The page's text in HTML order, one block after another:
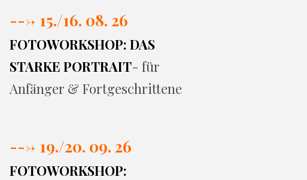
---> 15./16. 08. 26
FOTOWORKSHOP: DAS
STARKE PORTRAIT- für
Anfänger & Fortgeschrittene
---> 19./20. 09. 26
FOTOWORKSHOP: